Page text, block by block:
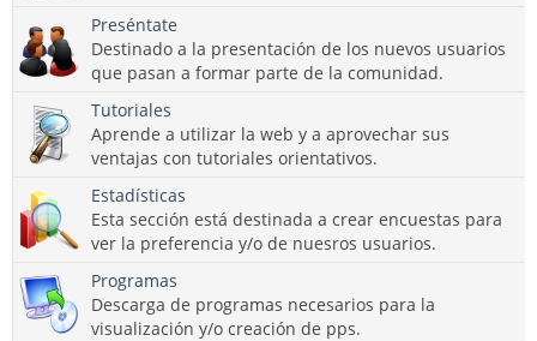
Preséntate
Destinado a la presentación de los nuevos usuarios
que pasan a formar parte de la comunidad.
Tutoriales
Aprende a utilizar la web y a aprovechar sus
ventajas con tutoriales orientativos.
Estadísticas
Esta sección está destinada a crear encuestas para
ver la preferencia y/o de nuesros usuarios.
Programas
Descarga de programas necesarios para la
visualización y/o creación de pps.